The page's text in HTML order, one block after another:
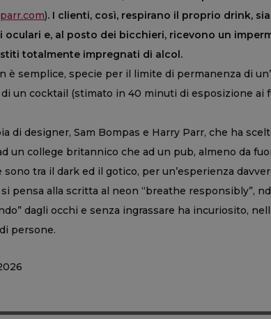
). I clienti, così, respirano il proprio drink,
oculari e, al posto dei bicchieri, ricevono un
totalmente impregnati di alcol.
è semplice, specie per il limite di permanenza di
un cocktail (stimato in 40 minuti di esposizione ai
di designer, Sam Bompas e Harry Parr, che ha
un college britannico che ad un pub, almeno da
tra il dark ed il gotico, per un’esperienza
pensa alla scritta al neon “breathe responsibly”,
dagli occhi e senza ingrassare ha incuriosito,
persone.